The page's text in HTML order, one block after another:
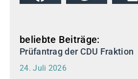
beliebte Beiträge:
Prüfantrag der CDU Fraktion
24. Juli 2026